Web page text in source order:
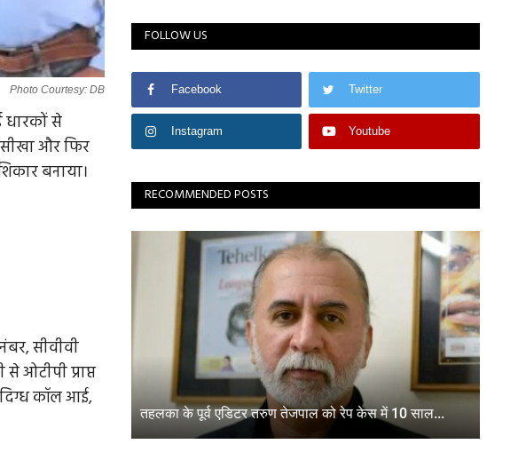
Photo Courtesy: DB
धारकों से
और फिर
बनाया।
सीवीवी
ओटीपी प्राप्त
कॉल आई,
FOLLOW US
Facebook Twitter
Instagram Youtube
RECOMMENDED POSTS
तहलका के पूर्व एडिटर तरुण तेजपाल को रेप केस में 10 साल...